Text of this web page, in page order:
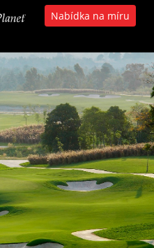
Nabídka na míru